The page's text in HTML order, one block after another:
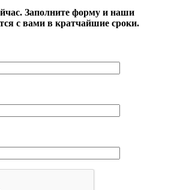
Заполните форму и наши
с вами в кратчайшие сроки.